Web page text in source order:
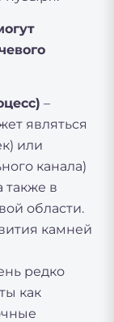
–
являться
или
канала)
также в
области.
камней
редко
как